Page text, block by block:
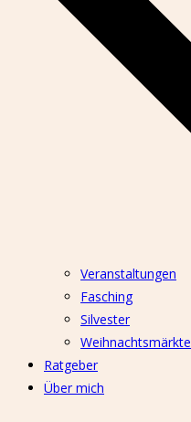
Veranstaltungen
Fasching
Silvester
Weihnachtsmärkte
Ratgeber
Über mich